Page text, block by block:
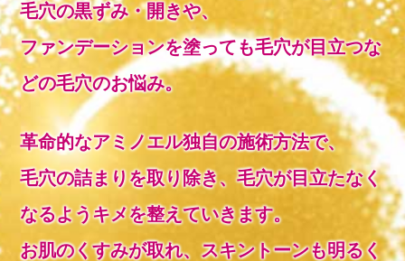
毛穴の黒ずみ・開きや、
ファンデーションを塗っても毛穴が目立つな
どの毛穴のお悩み。
革命的なアミノエル独自の施術方法で、
毛穴の詰まりを取り除き、毛穴が目立たなく
なるようキメを整えていきます。
お肌のくすみが取れ、スキントーンも明るく